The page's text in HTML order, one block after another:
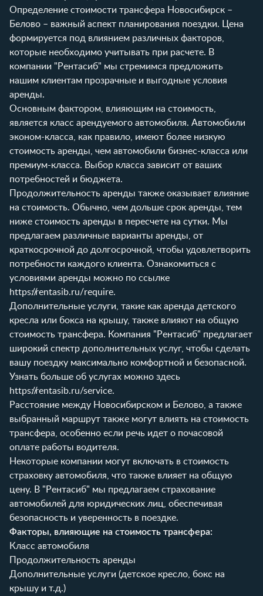
Определение стоимости трансфера Новосибирск –
Белово – важный аспект планирования поездки. Цена
формируется под влиянием различных факторов,
которые необходимо учитывать при расчете. В
компании "Рентасиб" мы стремимся предложить
нашим клиентам прозрачные и выгодные условия
аренды.
Основным фактором, влияющим на стоимость,
является класс арендуемого автомобиля. Автомобили
эконом-класса, как правило, имеют более низкую
стоимость аренды, чем автомобили бизнес-класса или
премиум-класса. Выбор класса зависит от ваших
потребностей и бюджета.
Продолжительность аренды также оказывает влияние
на стоимость. Обычно, чем дольше срок аренды, тем
ниже стоимость аренды в пересчете на сутки. Мы
предлагаем различные варианты аренды, от
краткосрочной до долгосрочной, чтобы удовлетворить
потребности каждого клиента. Ознакомиться с
условиями аренды можно по ссылке
https://rentasib.ru/require.
Дополнительные услуги, такие как аренда детского
кресла или бокса на крышу, также влияют на общую
стоимость трансфера. Компания "Рентасиб" предлагает
широкий спектр дополнительных услуг, чтобы сделать
вашу поездку максимально комфортной и безопасной.
Узнать больше об услугах можно здесь
https://rentasib.ru/service.
Расстояние между Новосибирском и Белово, а также
выбранный маршрут также могут влиять на стоимость
трансфера, особенно если речь идет о почасовой
оплате работы водителя.
Некоторые компании могут включать в стоимость
страховку автомобиля, что также влияет на общую
цену. В "Рентасиб" мы предлагаем страхование
автомобилей для юридических лиц, обеспечивая
безопасность и уверенность в поездке.
Факторы, влияющие на стоимость трансфера:
Класс автомобиля
Продолжительность аренды
Дополнительные услуги (детское кресло, бокс на
крышу и т.д.)